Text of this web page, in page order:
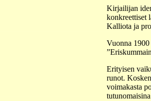
Kirjailijan
konkreettiset
Kalliota ja
Vuonna
Erityisen
runot.
voimakasta